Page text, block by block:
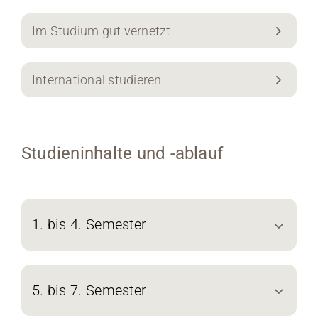
Im Studium gut vernetzt
International studieren
Studieninhalte und -ablauf
1. bis 4. Semester
5. bis 7. Semester